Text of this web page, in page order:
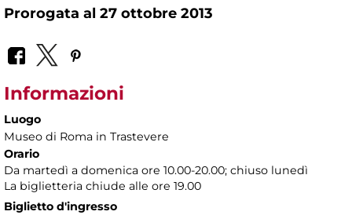
Prorogata al 27 ottobre 2013
Informazioni
Luogo
Museo di Roma in Trastevere
Orario
Da martedì a domenica ore 10.00-20.00; chiuso lunedì
La biglietteria chiude alle ore 19.00
Biglietto d'ingresso